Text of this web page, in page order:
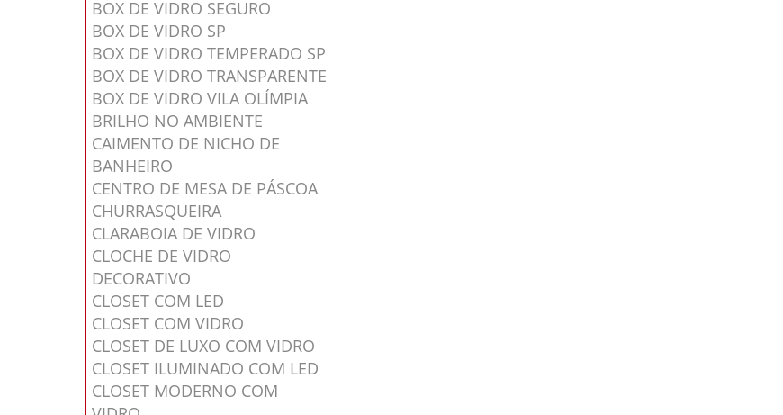
BOX DE VIDRO SEGURO
BOX DE VIDRO SP
BOX DE VIDRO TEMPERADO SP
BOX DE VIDRO TRANSPARENTE
BOX DE VIDRO VILA OLÍMPIA
BRILHO NO AMBIENTE
CAIMENTO DE NICHO DE
BANHEIRO
CENTRO DE MESA DE PÁSCOA
CHURRASQUEIRA
CLARABOIA DE VIDRO
CLOCHE DE VIDRO
DECORATIVO
CLOSET COM LED
CLOSET COM VIDRO
CLOSET DE LUXO COM VIDRO
CLOSET ILUMINADO COM LED
CLOSET MODERNO COM